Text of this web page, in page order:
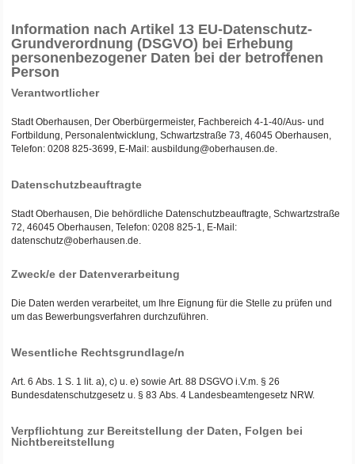
Information nach Artikel 13 EU-Datenschutz-
Grundverordnung (DSGVO) bei Erhebung
personenbezogener Daten bei der betroffenen
Person
Verantwortlicher
Stadt Oberhausen, Der Oberbürgermeister, Fachbereich 4-1-40/Aus- und
Fortbildung, Personalentwicklung, Schwartzstraße 73, 46045 Oberhausen,
Telefon: 0208 825-3699, E-Mail: ausbildung@oberhausen.de.
Datenschutzbeauftragte
Stadt Oberhausen, Die behördliche Datenschutzbeauftragte, Schwartzstraße
72, 46045 Oberhausen, Telefon: 0208 825-1, E-Mail:
datenschutz@oberhausen.de.
Zweck/e der Datenverarbeitung
Die Daten werden verarbeitet, um Ihre Eignung für die Stelle zu prüfen und
um das Bewerbungsverfahren durchzuführen.
Wesentliche Rechtsgrundlage/n
Art. 6 Abs. 1 S. 1 lit. a), c) u. e) sowie Art. 88 DSGVO i.V.m. § 26
Bundesdatenschutzgesetz u. § 83 Abs. 4 Landesbeamtengesetz NRW.
Verpflichtung zur Bereitstellung der Daten, Folgen bei
Nichtbereitstellung